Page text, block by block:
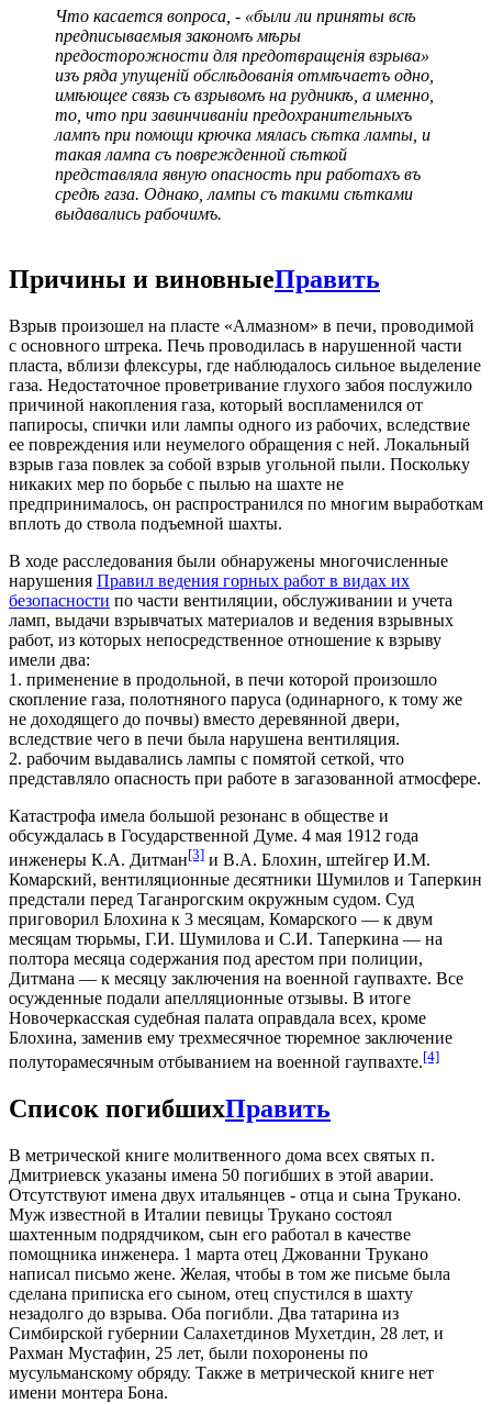
Что касается вопроса, - «были ли приняты всѣ
предписываемыя закономъ мѣры
предосторожности для предотвращенія взрыва»
изъ ряда упущеній обслѣдованія отмѣчаетъ одно,
имѣющее связь съ взрывомъ на рудникѣ, а именно,
то, что при завинчиваніи предохранительныхъ
лампъ при помощи крючка мялась сѣтка лампы, и
такая лампа съ поврежденной сѣткой
представляла явную опасность при работахъ въ
средѣ газа. Однако, лампы съ такими сѣтками
выдавались рабочимъ.
Причины и виновныеПравить
Взрыв произошел на пласте «Алмазном» в печи, проводимой
с основного штрека. Печь проводилась в нарушенной части
пласта, вблизи флексуры, где наблюдалось сильное выделение
газа. Недостаточное проветривание глухого забоя послужило
причиной накопления газа, который воспламенился от
папиросы, спички или лампы одного из рабочих, вследствие
ее повреждения или неумелого обращения с ней. Локальный
взрыв газа повлек за собой взрыв угольной пыли. Поскольку
никаких мер по борьбе с пылью на шахте не
предпринималось, он распространился по многим выработкам
вплоть до ствола подъемной шахты.
В ходе расследования были обнаружены многочисленные
нарушения Правил ведения горных работ в видах их
безопасности по части вентиляции, обслуживании и учета
ламп, выдачи взрывчатых материалов и ведения взрывных
работ, из которых непосредственное отношение к взрыву
имели два:
1. применение в продольной, в печи которой произошло
скопление газа, полотняного паруса (одинарного, к тому же
не доходящего до почвы) вместо деревянной двери,
вследствие чего в печи была нарушена вентиляция.
2. рабочим выдавались лампы с помятой сеткой, что
представляло опасность при работе в загазованной атмосфере.
Катастрофа имела большой резонанс в обществе и
обсуждалась в Государственной Думе. 4 мая 1912 года
инженеры К.А. Дитман[3] и В.А. Блохин, штейгер И.М.
Комарский, вентиляционные десятники Шумилов и Таперкин
предстали перед Таганрогским окружным судом. Суд
приговорил Блохина к 3 месяцам, Комарского — к двум
месяцам тюрьмы, Г.И. Шумилова и С.И. Таперкина — на
полтора месяца содержания под арестом при полиции,
Дитмана — к месяцу заключения на военной гаупвахте. Все
осужденные подали апелляционные отзывы. В итоге
Новочеркасская судебная палата оправдала всех, кроме
Блохина, заменив ему трехмесячное тюремное заключение
полуторамесячным отбыванием на военной гаупвахте.[4]
Список погибшихПравить
В метрической книге молитвенного дома всех святых п.
Дмитриевск указаны имена 50 погибших в этой аварии.
Отсутствуют имена двух итальянцев - отца и сына Трукано.
Муж известной в Италии певицы Трукано состоял
шахтенным подрядчиком, сын его работал в качестве
помощника инженера. 1 марта отец Джованни Трукано
написал письмо жене. Желая, чтобы в том же письме была
сделана приписка его сыном, отец спустился в шахту
незадолго до взрыва. Оба погибли. Два татарина из
Симбирской губернии Салахетдинов Мухетдин, 28 лет, и
Рахман Мустафин, 25 лет, были похоронены по
мусульманскому обряду. Также в метрической книге нет
имени монтера Бона.